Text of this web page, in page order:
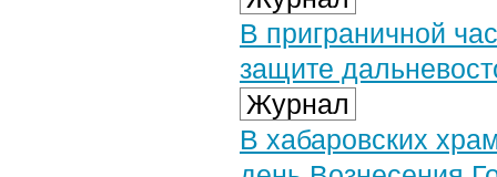
В приграничной
защите
Журнал
В хабаровских